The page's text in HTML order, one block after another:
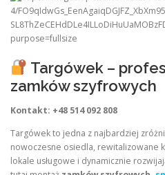
Targówek –
zamków szyfrowych
Kontakt: +48 514 092 808
Targówek to jedna z najbardziej
nowoczesne osiedla, rewitalizowane
lokale usługowe i dynamicznie